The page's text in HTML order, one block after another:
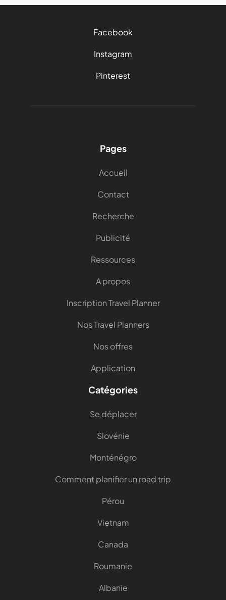
Facebook
Instagram
Pinterest
Pages
Accueil
Contact
Recherche
Publicité
Ressources
A propos
Inscription Travel Planner
Nos Travel Planners
Nos offres
Application
Catégories
Se déplacer
Slovénie
Monténégro
Comment planifier un road trip
Pérou
Vietnam
Canada
Roumanie
Albanie